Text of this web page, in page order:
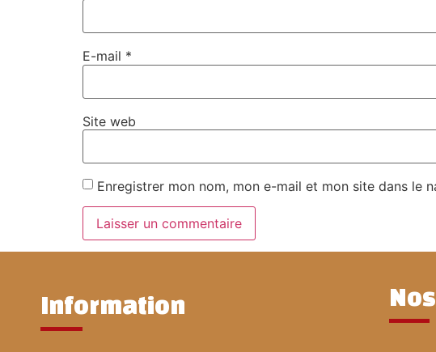
E-mail *
Site web
Enregistrer mon nom, mon e-mail et mon site dans le
Information